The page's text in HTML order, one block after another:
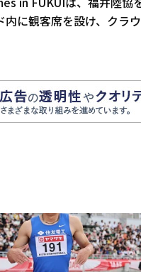
in FUKUIは、福井陸協
内に観客席を設け、クラ